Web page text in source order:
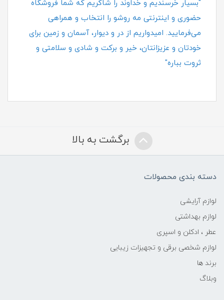
"بسیار خرسندیم و خداوند را شاکریم که شما فروشگاه
حضوری و اینترنتی مه روشو را انتخاب و همراهی
می‌فرمایید. امیدواریم از در و دیوار، آسمان و زمین برای
خودتان و عزیزانتان، خیر و برکت و شادی و سلامتی و
ثروت بباره"
برگشت به بالا
دسته بندی محصولات
لوازم آرایشی
لوازم بهداشتی
عطر ، ادکلن و اسپری
لوازم شخصی برقی و تجهیزات زیبایی
برند ها
وبلاگ